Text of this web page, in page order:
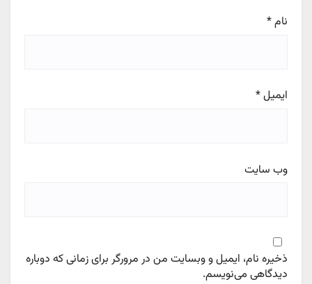
نام*
ایمیل*
وب‌ سایت
ذخیره نام، ایمیل و وبسایت من در مرورگر برای زمانی که دوباره
دیدگاهی می‌نویسم.